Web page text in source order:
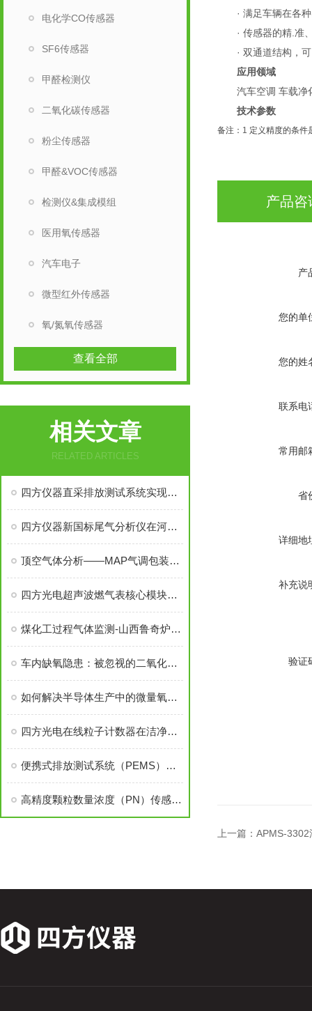
电化学CO传感器
SF6传感器
甲醛检测仪
二氧化碳传感器
粉尘传感器
甲醛&VOC传感器
检测仪&集成模组
医用氧传感器
汽车电子
微型红外传感器
氧/氮氧传感器
查看全部
相关文章
RELATED ARTICLES
四方仪器直采排放测试系统实现重型车发动机法规测试国产化替代
四方仪器新国标尾气分析仪在河南省批量投入市场
顶空气体分析——MAP气调包装技术持久保鲜的奥秘
四方光电超声波燃气表核心模块：突破技术壁垒，带领国产化进程
煤化工过程气体监测-山西鲁奇炉气化过程激光拉曼原位监测项目
车内缺氧隐患：被忽视的二氧化碳浓度监测
如何解决半导体生产中的微量氧监测难题？——核心技术方案详解
四方光电在线粒子计数器在洁净室的创新应用
便携式排放测试系统（PEMS）实现国产化替代——非道路移动机械法规测试应用
高精度颗粒数量浓度（PN）传感技术助力在用车尾气超细颗粒物排放控制
· 满足车辆在各种
· 传感器的精.准、
· 双通道结构，可
应用领域
汽车空调 车载净
技术参数
备注： 1 定义精度的条件
产品咨
产
您的单
您的姓
联系电
常用邮
省
详细地
补充说
验证
上一篇： APMS-3302